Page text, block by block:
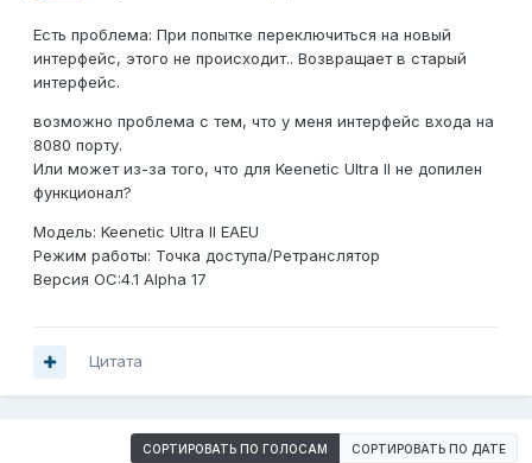
Есть проблема: При попытке переключиться на новый
интерфейс, этого не происходит.. Возвращает в старый
интерфейс.
возможно проблема с тем, что у меня интерфейс входа на
8080 порту.
Или может из-за того, что для Keenetic Ultra II не допилен
функционал?
Модель: Keenetic Ultra II EAEU
Режим работы: Точка доступа/Ретранслятор
Версия ОС:4.1 Alpha 17
Цитата
СОРТИРОВАТЬ ПО ГОЛОСАМ СОРТИРОВАТЬ ПО ДАТЕ